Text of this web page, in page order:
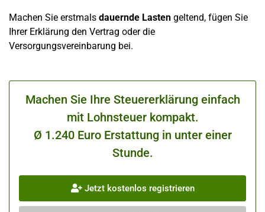
Machen Sie erstmals dauernde Lasten geltend, fügen Sie
Ihrer Erklärung den Vertrag oder die
Versorgungsvereinbarung bei.
Machen Sie Ihre Steuererklärung einfach
mit Lohnsteuer kompakt.
Ø 1.240 Euro Erstattung in unter einer
Stunde.
Jetzt kostenlos registrieren